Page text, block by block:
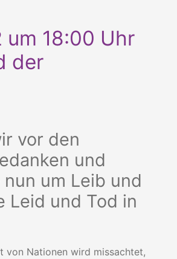
18:00 Uhr
der
vor den
und
um Leib und
Leid und Tod in
von Nationen wird missachtet,